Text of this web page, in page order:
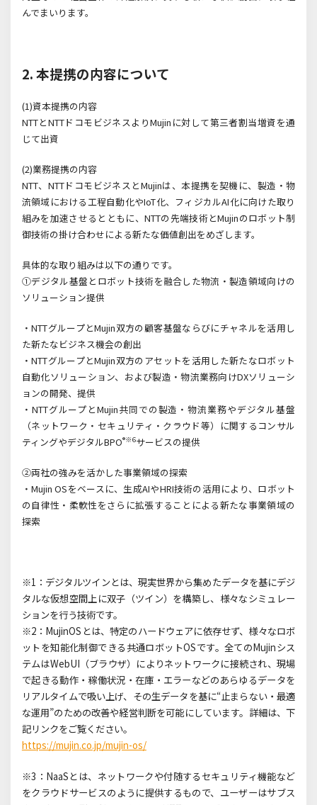
んでまいります。
2.本提携の内容について
(1)資本提携の内容
NTTとNTTドコモビジネスよりMujin に対して第三者割当増資を通
じて出資
(2)業務提携の内容
NTT、 NTTドコモビジネスとMujinは、本提携を契機に、製造・物
流領域における工程自動化やIoT化、フィジカルAI化に向けた取り
組みを加速させるとともに、 NTTの先端技術とMujinのロボット制
御技術の掛け合わせによる新たな価値創出をめざします。
具体的な取り組みは以下の通りです。
①デジタル基盤とロボット技術を融合した物流・製造領域向けの
ソリューション提供
・NTTグループとMujin双方の顧客基盤ならびにチャネルを活用し
た新たなビジネス機会の創出
・NTTグループとMujin双方のアセットを活用した新たなロボット
自動化ソリューション、および製造・物流業務向けDXソリューシ
ョンの開発、提供
・NTTグループとMujin共同での製造・物流業務やデジタル基盤
（ネットワーク・セキュリティ・クラウド等）に関するコンサル
ティングやデジタルBPO®※6サービスの提供
②両社の強みを活かした事業領域の探索
・Mujin OSをベースに、生成AIやHRI技術の活用により、ロボット
の自律性・柔軟性をさらに拡張することによる新たな事業領域の
探索
※1：デジタルツインとは、現実世界から集めたデータを基にデジ
タルな仮想空間上に双子（ツイン）を構築し、様々なシミュレー
ションを行う技術です。
※2：MujinOSとは、特定のハードウェアに依存せず、様々なロボ
ットを知能化制御できる共通ロボットOSです。全てのMujinシス
テムはWebUI（ブラウザ）によりネットワークに接続され、現場
で起きる動作・稼働状況・在庫・エラーなどのあらゆるデータを
リアルタイムで吸い上げ、その生データを基に“止まらない・最適
な運用”のための改善や経営判断を可能にしています。詳細は、下
記リンクをご覧ください。
https://mujin.co.jp/mujin-os/
※3：NaaSとは、ネットワークや付随するセキュリティ機能など
をクラウドサービスのように提供するもので、ユーザーはサブス